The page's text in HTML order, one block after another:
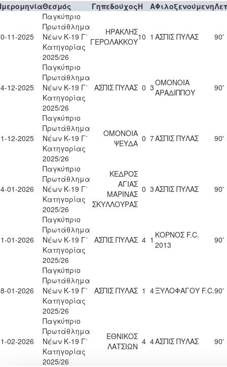
Θεσμός ΓηπεδούχοςH AΦιλοξενούμενη
11-2025
Παγκύπριο
Πρωτάθλημα
Νέων Κ-19 Γ΄
Κατηγορίας
2025/26
ΗΡΑΚΛΗΣ
ΓΕΡΟΛΑΚΚΟΥ10 1 ΑΣΠΙΣ ΠΥΛΑΣ 90'
12-2025
Παγκύπριο
Πρωτάθλημα
Νέων Κ-19 Γ΄
Κατηγορίας
2025/26
ΑΣΠΙΣ ΠΥΛΑΣ 0 3ΟΜΟΝΟΙΑ
ΑΡΑΔΙΠΠΟΥ
90'
12-2025
Παγκύπριο
Πρωτάθλημα
Νέων Κ-19 Γ΄
Κατηγορίας
2025/26
ΟΜΟΝΟΙΑ
ΨΕΥΔΑ 0 7ΑΣΠΙΣ ΠΥΛΑΣ 90'
01-2026
Παγκύπριο
Πρωτάθλημα
Νέων Κ-19 Γ΄
Κατηγορίας
2025/26
ΚΕΔΡΟΣ
ΑΓΙΑΣ
ΜΑΡΙΝΑΣ
ΣΚΥΛΛΟΥΡΑΣ
0 3ΑΣΠΙΣ ΠΥΛΑΣ 90'
01-2026
Παγκύπριο
Πρωτάθλημα
Νέων Κ-19 Γ΄
Κατηγορίας
2025/26
ΑΣΠΙΣ ΠΥΛΑΣ 4 1 ΚΟΡΝΟΣ F.C.
2013
90'
01-2026
Παγκύπριο
Πρωτάθλημα
Νέων Κ-19 Γ΄
Κατηγορίας
2025/26
ΑΣΠΙΣ ΠΥΛΑΣ 1 4ΞΥΛΟΦΑΓΟΥ F.C.90'
02-2026
Παγκύπριο
Πρωτάθλημα
Νέων Κ-19 Γ΄
Κατηγορίας
2025/26
ΕΘΝΙΚΟΣ
ΛΑΤΣΙΩΝ 4 4ΑΣΠΙΣ ΠΥΛΑΣ 90'